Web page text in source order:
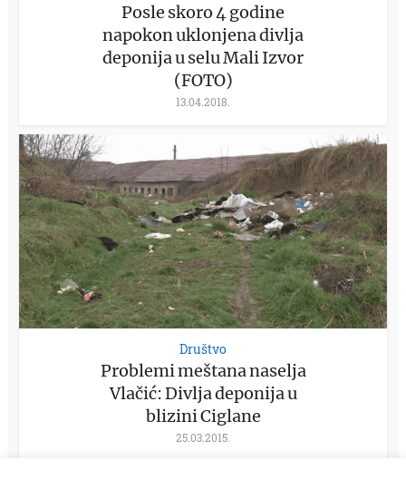
Posle skoro 4 godine
napokon uklonjena divlja
deponija u selu Mali Izvor
(FOTO)
13.04.2018.
Društvo
Problemi meštana naselja
Vlačić: Divlja deponija u
blizini Ciglane
25.03.2015.